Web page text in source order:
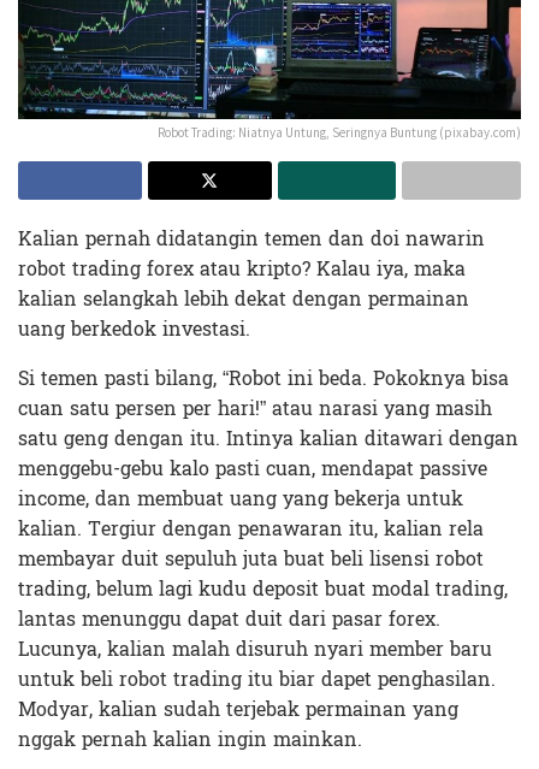
Robot Trading: Niatnya Untung, Seringnya Buntung (pixabay.com)
Kalian pernah didatangin temen dan doi nawarin
robot trading forex atau kripto? Kalau iya, maka
kalian selangkah lebih dekat dengan permainan
uang berkedok investasi.
Si temen pasti bilang, “Robot ini beda. Pokoknya bisa
cuan satu persen per hari!” atau narasi yang masih
satu geng dengan itu. Intinya kalian ditawari dengan
menggebu-gebu kalo pasti cuan, mendapat passive
income, dan membuat uang yang bekerja untuk
kalian. Tergiur dengan penawaran itu, kalian rela
membayar duit sepuluh juta buat beli lisensi robot
trading, belum lagi kudu deposit buat modal trading,
lantas menunggu dapat duit dari pasar forex.
Lucunya, kalian malah disuruh nyari member baru
untuk beli robot trading itu biar dapet penghasilan.
Modyar, kalian sudah terjebak permainan yang
nggak pernah kalian ingin mainkan.